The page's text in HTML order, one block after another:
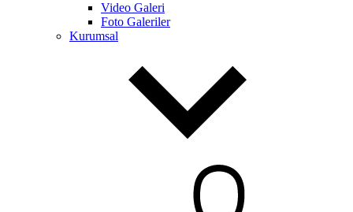
Video Galeri
Foto Galeriler
Kurumsal